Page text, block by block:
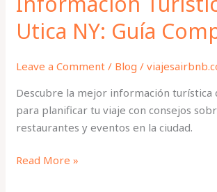
Utica NY: Guía
Leave a Comment / Blog /
Descubre la mejor información turística
para planificar tu viaje con consejos
restaurantes y eventos en la ciudad.
Read More »